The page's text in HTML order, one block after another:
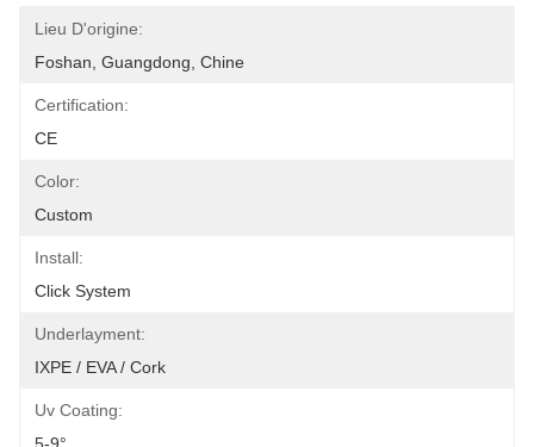
Lieu D'origine:
Foshan, Guangdong, Chine
Certification:
CE
Color:
Custom
Install:
Click System
Underlayment:
IXPE / EVA / Cork
Uv Coating: